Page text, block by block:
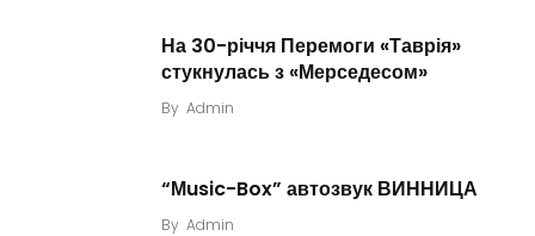
На 30-річчя Перемоги «Таврія»
стукнулась з «Мерседесом»
By Admin
“Мusic-Box” автозвук ВИННИЦА
By Admin